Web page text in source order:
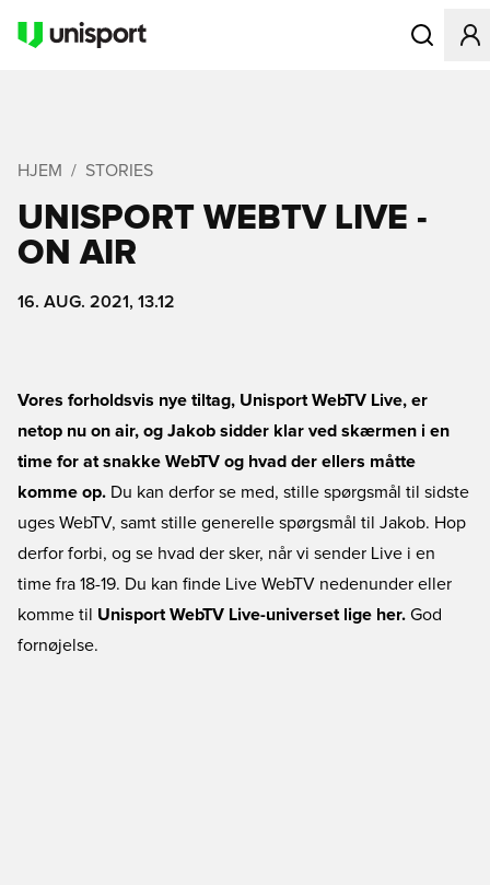
Åbner en
HJEM STORIES
UNISPORT WEBTV LIVE -
ON AIR
16. AUG. 2021, 13.12
Vores forholdsvis nye tiltag, Unisport WebTV Live, er
netop nu on air, og Jakob sidder klar ved skærmen i en
time for at snakke WebTV og hvad der ellers måtte
komme op. Du kan derfor se med, stille spørgsmål til sidste
uges WebTV, samt stille generelle spørgsmål til Jakob. Hop
derfor forbi, og se hvad der sker, når vi sender Live i en
time fra 18-19. Du kan finde Live WebTV nedenunder eller
komme til Unisport WebTV Live-universet lige her. God
fornøjelse.